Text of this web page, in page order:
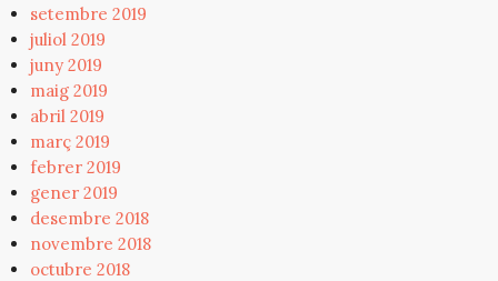
setembre 2019
juliol 2019
juny 2019
maig 2019
abril 2019
març 2019
febrer 2019
gener 2019
desembre 2018
novembre 2018
octubre 2018